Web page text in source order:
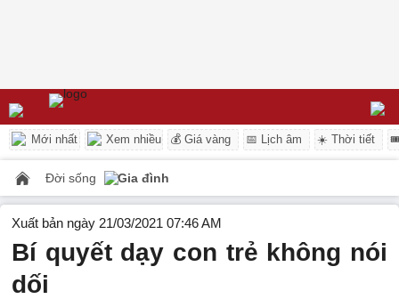
Mới nhất Xem nhiều 💰 Giá vàng 📅 Lịch âm ☀️ Thời tiết
Đời sống Gia đình
Xuất bản ngày 21/03/2021 07:46 AM
Bí quyết dạy con trẻ không nói
dối